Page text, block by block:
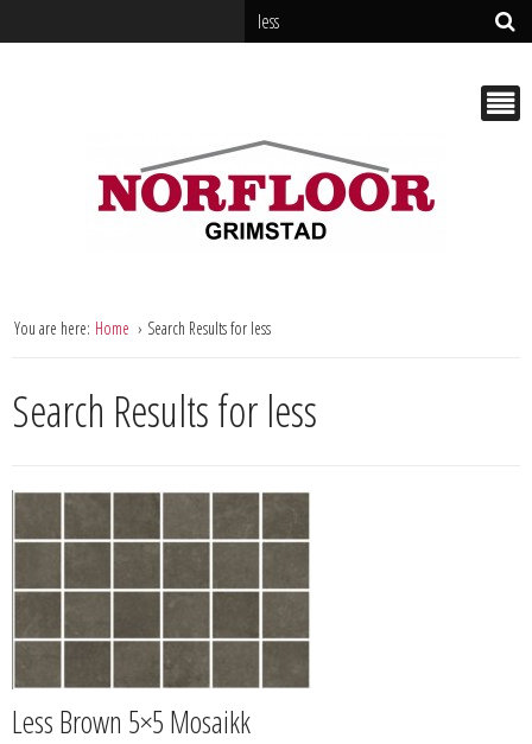
You are here: Home Search Results for less
Search Results for less
Less Brown 5×5 Mosaikk